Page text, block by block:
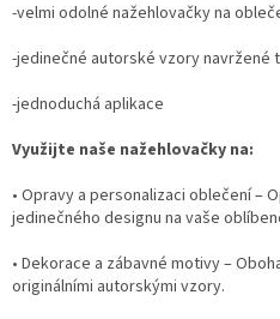
-velmi odolné nažehlovačky na
-jedinečné autorské vzory navržené
-jednoduchá aplikace
Využijte naše nažehlovačky na:
• Opravy a personalizaci oblečení –
jedinečného designu na vaše
• Dekorace a zábavné motivy –
originálními autorskými vzory.